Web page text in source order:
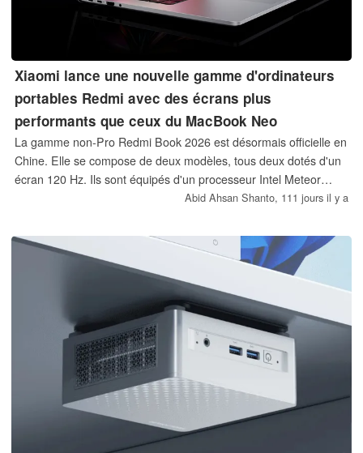
Xiaomi lance une nouvelle gamme d'ordinateurs
portables Redmi avec des écrans plus
performants que ceux du MacBook Neo
La gamme non-Pro Redmi Book 2026 est désormais officielle en
Chine. Elle se compose de deux modèles, tous deux dotés d'un
écran 120 Hz. Ils sont équipés d'un processeur Intel Meteor
Lake et le modèle de base coûte 5 499 CNY, soit environ 806 $.
Abid Ahsan Shanto, 111 jours il y a